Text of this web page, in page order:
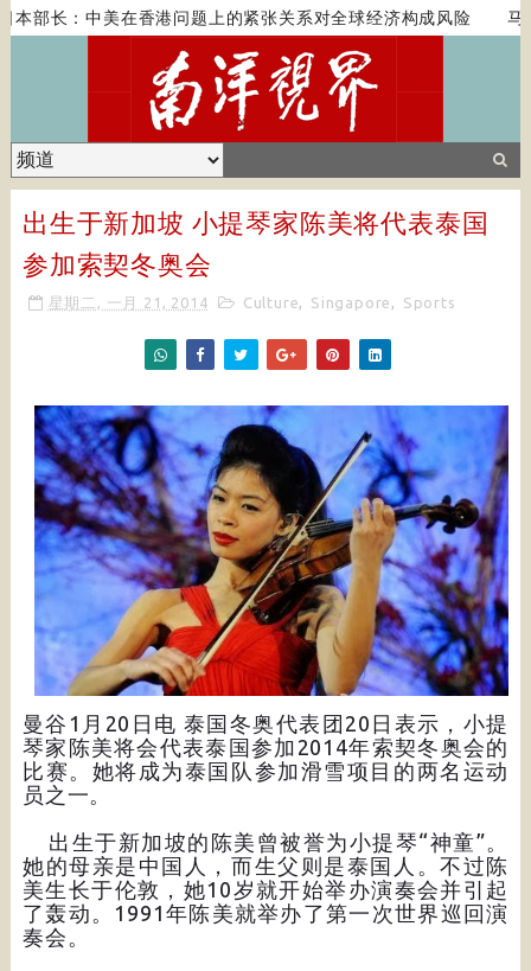
部长：中美在香港问题上的紧张关系对全球经济构成风险 马
出生于新加坡 小提琴家陈美将代表泰国
参加索契冬奥会
星期二, 一月 21, 2014 Culture, Singapore , Sports
曼谷1月20日电 泰国冬奥代表团20日表示，小提
琴家陈美将会代表泰国参加2014年索契冬奥会的
比赛。她将成为泰国队参加滑雪项目的两名运动
员之一。
出生于新加坡的陈美曾被誉为小提琴“神童”。
她的母亲是中国人，而生父则是泰国人。不过陈
美生长于伦敦，她10岁就开始举办演奏会并引起
了轰动。1991年陈美就举办了第一次世界巡回演
奏会。